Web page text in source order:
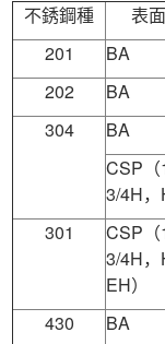
不銹鋼種 表
201
BA
202
BA
304
BA
CSP（
3/4H，
301
CSP（
3/4H，
EH）
430 BA